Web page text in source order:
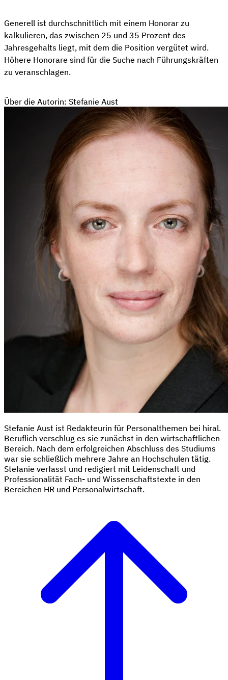
Generell ist durchschnittlich mit einem Honorar zu
kalkulieren, das zwischen 25 und 35 Prozent des
Jahresgehalts liegt, mit dem die Position vergütet wird.
Höhere Honorare sind für die Suche nach Führungskräften
zu veranschlagen.
Über die Autorin: Stefanie Aust
Stefanie Aust ist Redakteurin für Personalthemen bei hiral.
Beruflich verschlug es sie zunächst in den wirtschaftlichen
Bereich. Nach dem erfolgreichen Abschluss des Studiums
war sie schließlich mehrere Jahre an Hochschulen tätig.
Stefanie verfasst und redigiert mit Leidenschaft und
Professionalität Fach- und Wissenschaftstexte in den
Bereichen HR und Personalwirtschaft.